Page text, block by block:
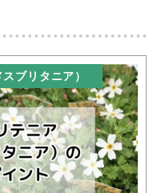
ブリタニア）